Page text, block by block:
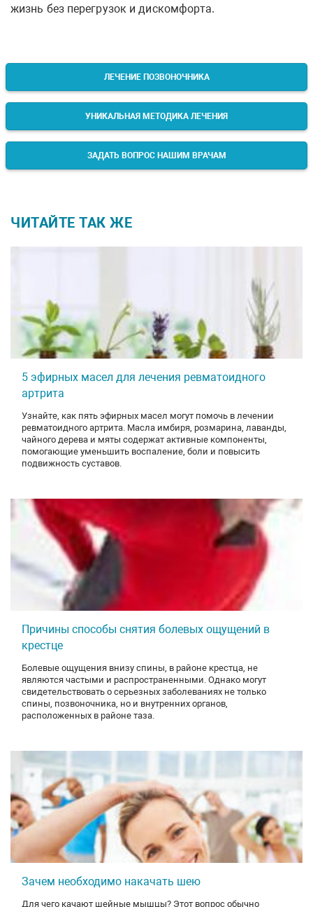
жизнь без перегрузок и дискомфорта.
ЛЕЧЕНИЕ ПОЗВОНОЧНИКА
УНИКАЛЬНАЯ МЕТОДИКА ЛЕЧЕНИЯ
ЗАДАТЬ ВОПРОС НАШИМ ВРАЧАМ
ЧИТАЙТЕ ТАК ЖЕ
5 эфирных масел для лечения ревматоидного
артрита
Узнайте, как пять эфирных масел могут помочь в лечении
ревматоидного артрита. Масла имбиря, розмарина, лаванды,
чайного дерева и мяты содержат активные компоненты,
помогающие уменьшить воспаление, боли и повысить
подвижность суставов.
Причины способы снятия болевых ощущений в
крестце
Болевые ощущения внизу спины, в районе крестца, не
являются частыми и распространенными. Однако могут
свидетельствовать о серьезных заболеваниях не только
спины, позвоночника, но и внутренних органов,
расположенных в районе таза.
Зачем необходимо накачать шею
Для чего качают шейные мышцы? Этот вопрос обычно